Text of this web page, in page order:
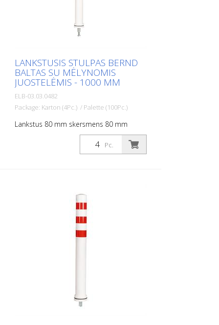
LANKSTUSIS STULPAS BERND
BALTAS SU MĖLYNOMIS
JUOSTELĖMIS - 1000 MM
ELB-03.03.0482
Package: Karton (4Pc.) / Palette (100Pc.)
Lankstus 80 mm skersmens 80 mm
skersmens stulpas, skirtas įvairiems
darbams. Su mėlynos spalvos folijos
atšvaitais ir stiklo karoliukų atšvaitais.
lizdas - PZ 1- įeina į komplektą Lanksčių
plastikinių stulpelių privalumai: - Elastiški,
todėl lengvai pasiekiami - Apsaugo nuo
transporto priemonės apgadinimo
susidūrimo atveju - Nereikia remontuoti
nei stulpelio, nei transporto priemonės -
Pc.